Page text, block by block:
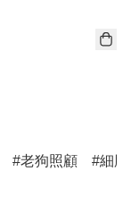
老狗照顧
細